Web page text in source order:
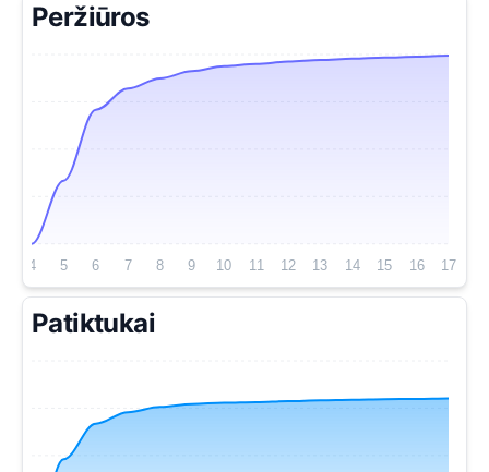
Peržiūros
4 5 6 7 8 9 10 11 12 13 14 15 16 17
Patiktukai